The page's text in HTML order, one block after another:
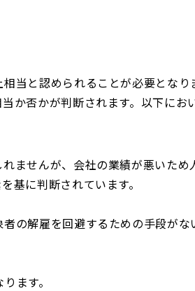
当と認められることが必要となり
か否かが判断されます。以下にお
ませんが、会社の業績が悪いた
基に判断されています。
の解雇を回避するための手段がな
ます。